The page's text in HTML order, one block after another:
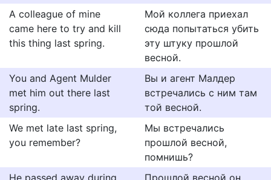
A colleague of mine
came here to try and kill
this thing last spring.
Мой коллега приехал
сюда попытаться убить
эту штуку прошлой
весной.
You and Agent Mulder
met him out there last
spring.
Вы и агент Малдер
встречались с ним там
той весной.
We met late last spring,
you remember?
Мы встречались
прошлой весной,
помнишь?
He passed away during
Прошлой весной он